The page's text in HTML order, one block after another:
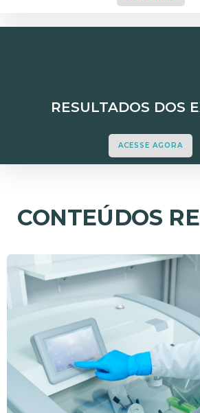
RESULTADOS DOS
ACESSE AGORA
CONTEÚDOS